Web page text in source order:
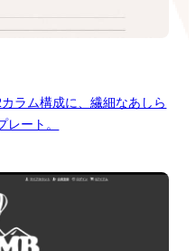
ラム構成に、繊細なあしら
レート。